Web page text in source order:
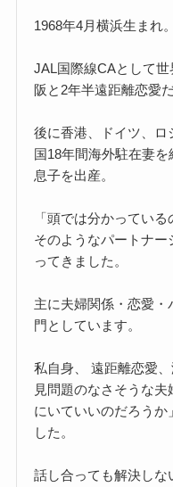
1968年4月横浜生まれ。
JAL国際線CAとして
阪と2年半遠距離恋愛
後に香港、ドイツ、
国18年間海外駐在妻
息子を出産。
「頭では分かってい
そのようなパートナ
ってきました。
主に夫婦関係・恋愛
門としています。
私自身、 遠距離恋愛
見問題のなさそうな
にいていいのだろうか
した。
話し合っても解決しな